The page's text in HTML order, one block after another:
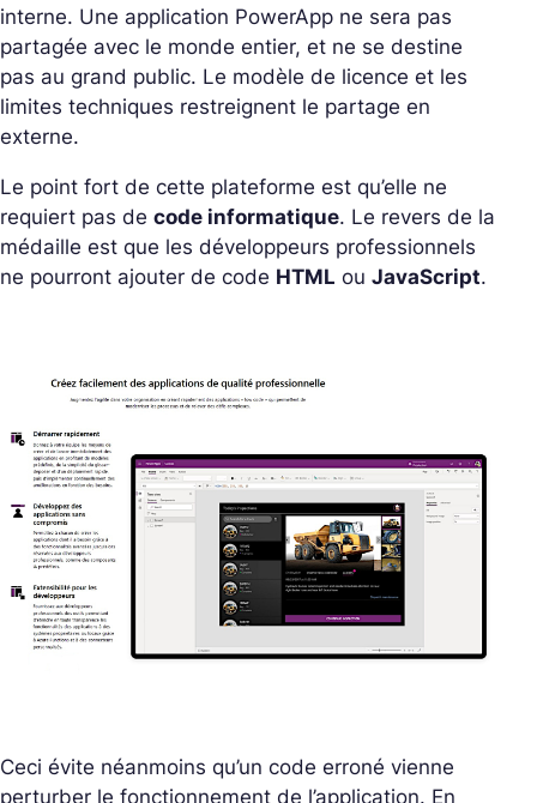
interne. Une application PowerApp ne sera pas
partagée avec le monde entier, et ne se destine
pas au grand public. Le modèle de licence et les
limites techniques restreignent le partage en
externe.
Le point fort de cette plateforme est qu’elle ne
requiert pas de code informatique. Le revers de la
médaille est que les développeurs professionnels
ne pourront ajouter de code HTML ou JavaScript.
Ceci évite néanmoins qu’un code erroné vienne
perturber le fonctionnement de l’application. En